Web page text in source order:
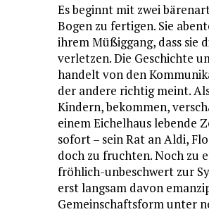
Es beginnt mit zwei
Bogen zu fertigen. Sie
ihrem Müßiggang, dass
verletzen. Die Geschichte
handelt von den
der andere richtig meint.
Kindern, bekommen,
einem Eichelhaus lebende
sofort – sein Rat an Aldi,
doch zu fruchten. Noch zu
fröhlich-unbeschwert zur
erst langsam davon
Gemeinschaftsform unter